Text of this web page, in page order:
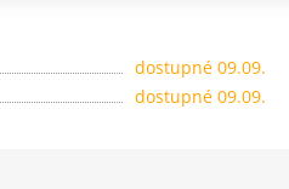
dostupné 09.09.
dostupné 09.09.